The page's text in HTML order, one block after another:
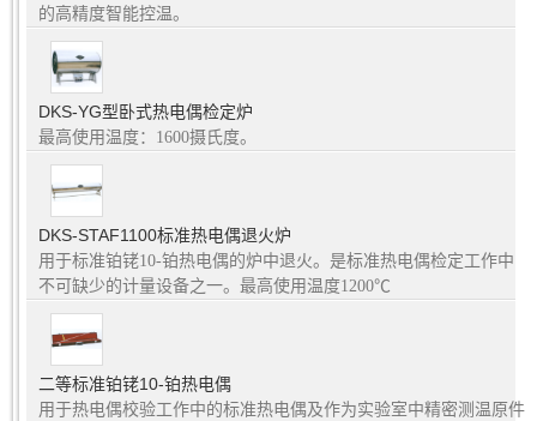
的高精度智能控温。
DKS-YG型卧式热电偶检定炉
最高使用温度：1600摄氏度。
DKS-STAF1100标准热电偶退火炉
用于标准铂铑10-铂热电偶的炉中退火。是标准热电偶检定工作中
不可缺少的计量设备之一。最高使用温度1200℃
二等标准铂铑10-铂热电偶
用于热电偶校验工作中的标准热电偶及作为实验室中精密测温原件